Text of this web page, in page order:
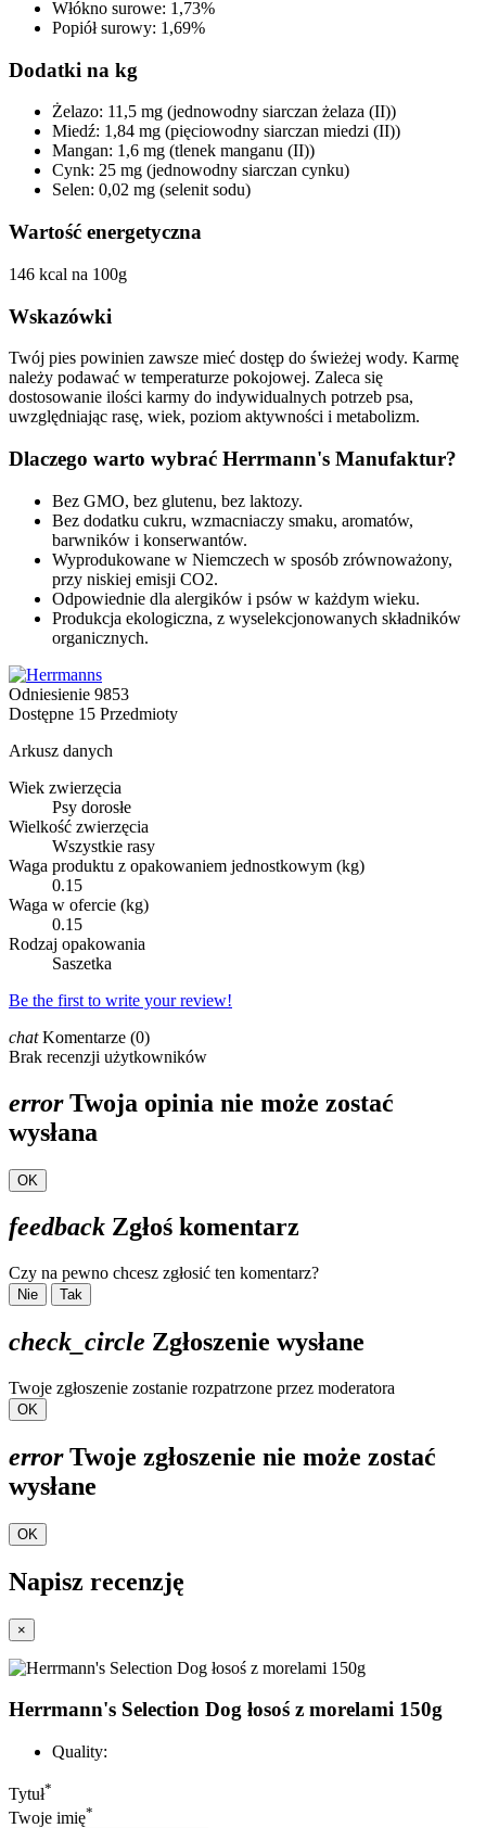
Włókno surowe: 1,73%
Popiół surowy: 1,69%
Dodatki na kg
Żelazo: 11,5 mg (jednowodny siarczan żelaza (II))
Miedź: 1,84 mg (pięciowodny siarczan miedzi (II))
Mangan: 1,6 mg (tlenek manganu (II))
Cynk: 25 mg (jednowodny siarczan cynku)
Selen: 0,02 mg (selenit sodu)
Wartość energetyczna
146 kcal na 100g
Wskazówki
Twój pies powinien zawsze mieć dostęp do świeżej wody. Karmę
należy podawać w temperaturze pokojowej. Zaleca się
dostosowanie ilości karmy do indywidualnych potrzeb psa,
uwzględniając rasę, wiek, poziom aktywności i metabolizm.
Dlaczego warto wybrać Herrmann's Manufaktur?
Bez GMO, bez glutenu, bez laktozy.
Bez dodatku cukru, wzmacniaczy smaku, aromatów,
barwników i konserwantów.
Wyprodukowane w Niemczech w sposób zrównoważony,
przy niskiej emisji CO2.
Odpowiednie dla alergików i psów w każdym wieku.
Produkcja ekologiczna, z wyselekcjonowanych składników
organicznych.
Odniesienie 9853
Dostępne 15 Przedmioty
Arkusz danych
Wiek zwierzęcia
Psy dorosłe
Wielkość zwierzęcia
Wszystkie rasy
Waga produktu z opakowaniem jednostkowym (kg)
0.15
Waga w ofercie (kg)
0.15
Rodzaj opakowania
Saszetka
Be the first to write your review!
chatKomentarze (0)
Brak recenzji użytkowników
errorTwoja opinia nie może zostać
wysłana
OK
feedback Zgłoś komentarz
Czy na pewno chcesz zgłosić ten komentarz?
Nie Tak
check_circle Zgłoszenie wysłane
Twoje zgłoszenie zostanie rozpatrzone przez moderatora
OK
errorTwoje zgłoszenie nie może zostać
wysłane
OK
Napisz recenzję
×
Herrmann's Selection Dog łosoś z morelami 150g
Quality:
Tytuł*
Twoje imię*